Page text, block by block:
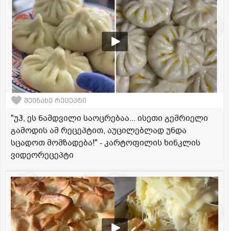
შეინახე რეცეპტი
"უჰ, ეს ნამდვილი საოცრებაა... ისეთი გემრიელი
გამოდის ამ რეცეპტით, აუცილებლად უნდა
სცადოთ მომზადება!" - კარტოფილის ხინკლის
ვიდეორეცეპტი